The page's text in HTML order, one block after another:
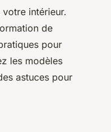
intérieur.
de
pour
les modèles
astuces pour